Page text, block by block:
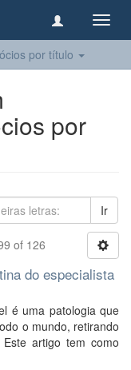
por título
por
Ir
of 126
do especialista
é uma patologia que
o mundo, retirando
artigo tem como